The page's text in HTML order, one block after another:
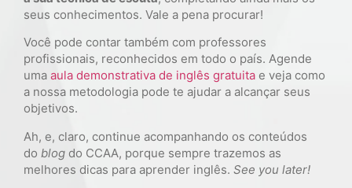
seus conhecimentos. Vale a pena procurar!
Você pode contar também com professores
profissionais, reconhecidos em todo o país. Agende
uma aula demonstrativa de inglês gratuita e veja como
a nossa metodologia pode te ajudar a alcançar seus
objetivos.
Ah, e, claro, continue acompanhando os conteúdos
do blog do CCAA, porque sempre trazemos as
melhores dicas para aprender inglês. See you later!